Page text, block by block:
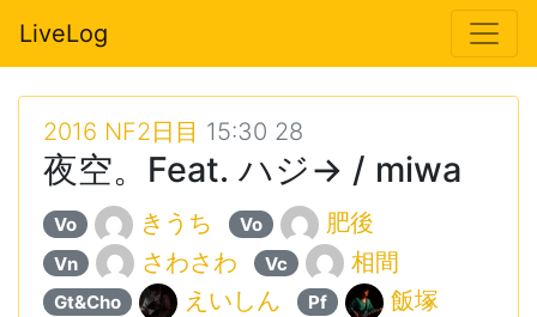
LiveLog
2016 NF2日目 15:30 28
夜空。Feat. ハジ→ / miwa
Vo きうち Vo 肥後
Vn さわさわ Vc 相間
Gt&Cho えいしん Pf 飯塚